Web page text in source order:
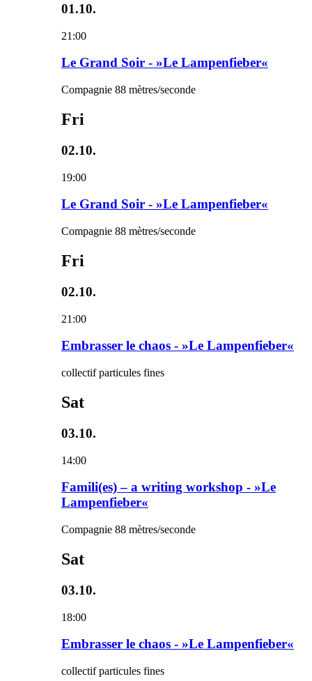
01.10.
21:00
Le Grand Soir - »Le Lampenfieber«
Compagnie 88 mètres/seconde
Fri
02.10.
19:00
Le Grand Soir - »Le Lampenfieber«
Compagnie 88 mètres/seconde
Fri
02.10.
21:00
Embrasser le chaos - »Le Lampenfieber«
collectif particules fines
Sat
03.10.
14:00
Famili(es) – a writing workshop - »Le
Lampenfieber«
Compagnie 88 mètres/seconde
Sat
03.10.
18:00
Embrasser le chaos - »Le Lampenfieber«
collectif particules fines